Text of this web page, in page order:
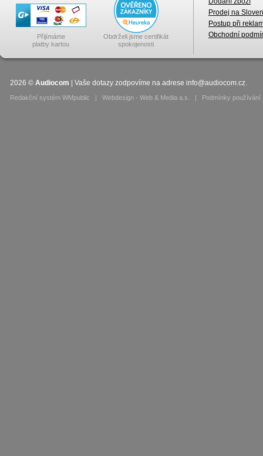
Přijímáme
platby kartou
Obdrželi jsme certifikát
spokojenosti
Prodej na
Postup při
Obchodní
2026 © Audiocom | Vaše dotazy zodpovíme na adrese info@audiocom.cz.
Redakční systém WMpublic | Webdesign - Web & Media a.s. | Podmínky používání